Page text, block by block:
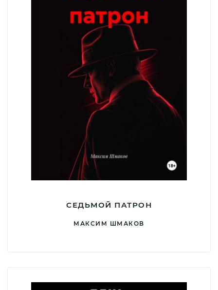
СЕДЬМОЙ ПАТРОН
МАКСИМ ШМАКОВ